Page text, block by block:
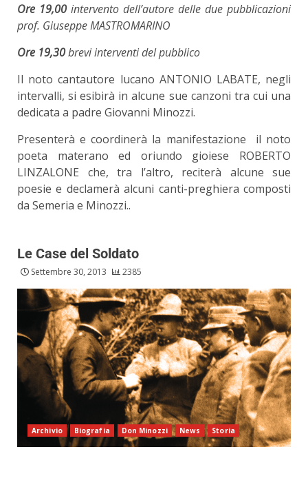
Ore 19,00intervento dell’autore delle due pubblicazioni
prof. Giuseppe MASTROMARINO
Ore 19,30brevi interventi del pubblico
Il noto cantautore lucano ANTONIO LABATE, negli
intervalli, si esibirà in alcune sue canzoni tra cui una
dedicata a padre Giovanni Minozzi.
Presenterà e coordinerà la manifestazione il noto
poeta materano ed oriundo gioiese ROBERTO
LINZALONE che, tra l’altro, reciterà alcune sue
poesie e declamerà alcuni canti-preghiera composti
da Semeria e Minozzi..
Le Case del Soldato
Settembre 30, 2013 2385
Archivio Biografia Don Minozzi News Storia